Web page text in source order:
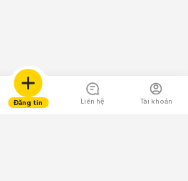
Đăng tin Liên hệ Tài khoản